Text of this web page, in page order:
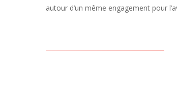
autour d’un même engagement pour